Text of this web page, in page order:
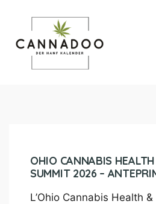
OHIO CANNABIS
SUMMIT 2026 –
L’Ohio Cannabis Health